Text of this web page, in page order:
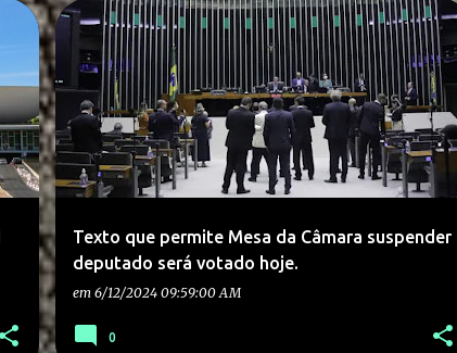
Texto que permite Mesa da Câmara suspender
deputado será votado hoje.
em 6/12/2024 09:59:00 AM
0